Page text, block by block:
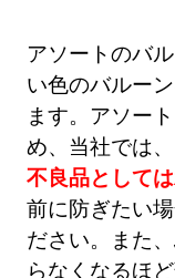
アソートのバ
い色のバルー
ます。アソー
め、当社では、
不良品として
前に防ぎたい
ださい。また
らなくなるほ